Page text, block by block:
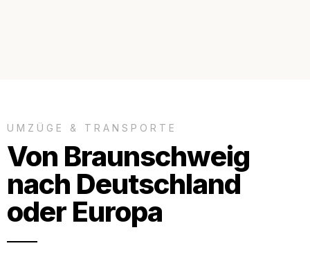
UMZÜGE & TRANSPORTE
Von Braunschweig
nach Deutschland
oder Europa